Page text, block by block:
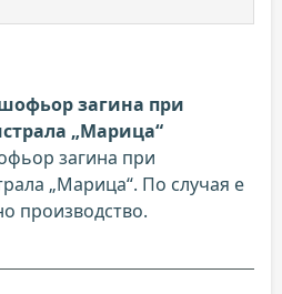
загина при
„Марица“
загина при
„Марица“. По случая е
производство.